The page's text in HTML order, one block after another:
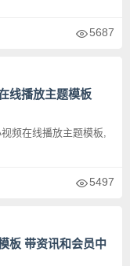
5687
线播放主题模板
频在线播放主题模板,
5497
板 带资讯和会员中